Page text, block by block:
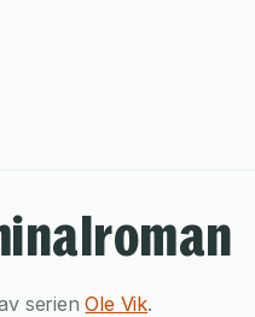
serienOle Vik.